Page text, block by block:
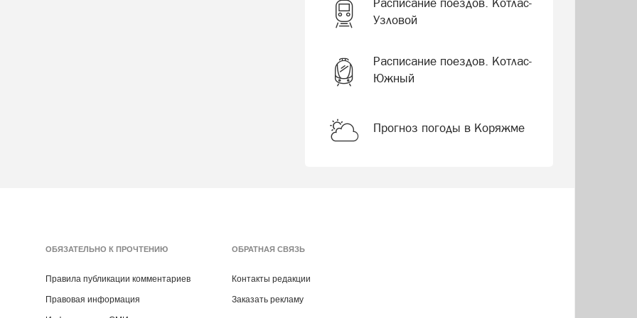
Узловой
Расписание поездов. Котлас-
Южный
Прогноз погоды в Коряжме
ОБЯЗАТЕЛЬНО К ПРОЧТЕНИЮ
Правила публикации комментариев
Правовая информация
ОБРАТНАЯ СВЯЗЬ
Контакты редакции
Заказать рекламу